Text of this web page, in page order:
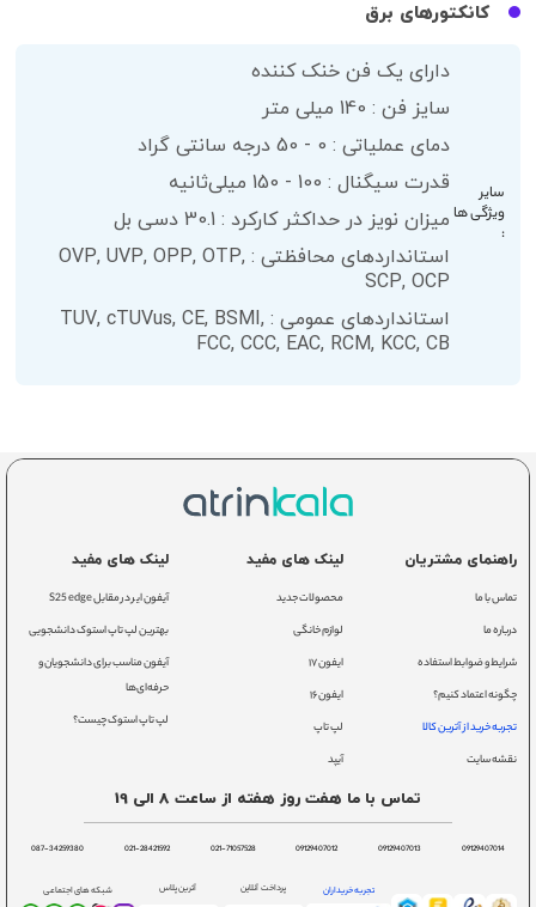
کانکتورهای برق
سایر
ویژگی ها
:
دارای یک فن خنک کننده
سایز فن : 140 میلی متر
دمای عملیاتی : 0 - 50 درجه سانتی گراد
قدرت سیگنال : 100 - 150 میلی‌ثانیه
میزان نویز در حداکثر کارکرد : 30.1 دسی بل
استانداردهای محافظتی : OVP, UVP, OPP, OTP,
SCP, OCP
استانداردهای عمومی : TUV, cTUVus, CE, BSMI,
FCC, CCC, EAC, RCM, KCC, CB
راهنمای مشتریان
تماس با ما
درباره ما
شرایط و ضوابط استفاده
چگونه اعتماد کنیم؟
تجربه خرید از آترین کالا
نقشه سایت
لینک های مفید
محصولات جدید
لوازم خانگی
ایفون ۱۷
ایفون ۱۶
لپ تاپ
آیپد
لینک های مفید
آیفون ایر در مقابل S25 edge
بهترین لپ تاپ استوک دانشجویی
آیفون مناسب برای دانشجویان و
حرفه‌ای‌ها
لپ تاپ استوک چیست؟
تماس با ما هفت روز هفته از ساعت 8 الی 19
09129407014
09129407013
09129407012
021-71057528
021-28421592
087-34259380
تجربه خریداران پرداخت آنلاین آترین پلاس شبکه های اجتماعی